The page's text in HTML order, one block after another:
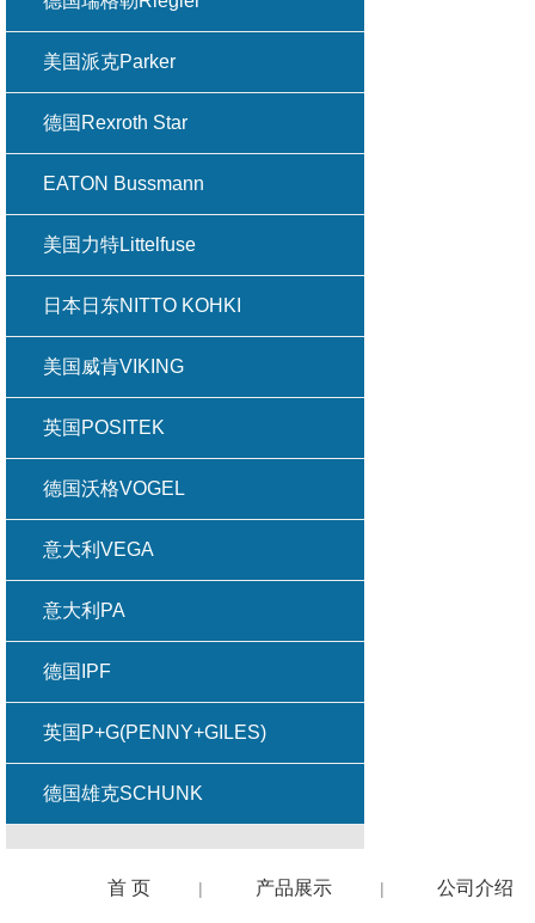
美国派克Parker
德国Rexroth Star
EATON Bussmann
美国力特Littelfuse
日本日东NITTO KOHKI
美国威肯VIKING
英国POSITEK
德国沃格VOGEL
意大利VEGA
意大利PA
德国IPF
英国P+G(PENNY+GILES)
德国雄克SCHUNK
首 页 | 产品展示 | 公司介绍